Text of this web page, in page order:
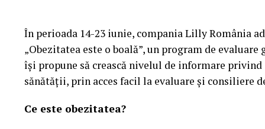
În perioada 14-23 iunie, compania Lilly România
„Obezitatea este o boală”, un program de
își propune să crească nivelul de informare
sănătății, prin acces facil la evaluare și consiliere
Ce este obezitatea?